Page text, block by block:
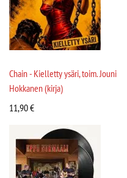
Chain - Kielletty ysäri, toim. Jouni
Hokkanen (kirja)
11,90€